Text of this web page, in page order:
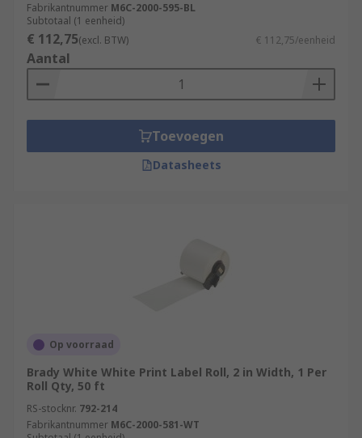
Fabrikantnummer M6C-2000-595-BL
Subtotaal (1 eenheid)
€ 112,75(excl. BTW) € 112,75/eenheid
Aantal
Toevoegen
Datasheets
Op voorraad
Brady White White Print Label Roll, 2 in Width, 1 Per
Roll Qty, 50 ft
RS-stocknr. 792-214
Fabrikantnummer M6C-2000-581-WT